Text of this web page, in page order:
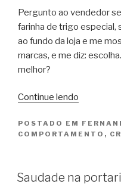
Pergunto ao vendedor
farinha de trigo especial,
ao fundo da loja e me
marcas, e me diz:
melhor?
Continue lendo
POSTADO EM
COMPORTAMENTO ,
Saudade na